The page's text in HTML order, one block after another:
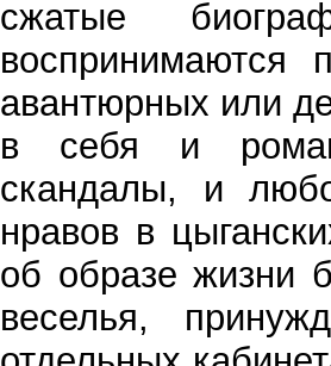
сжатые
воспринимаются
авантюрных или
в себя и
скандалы, и
нравов в
об образе жизни
веселья,